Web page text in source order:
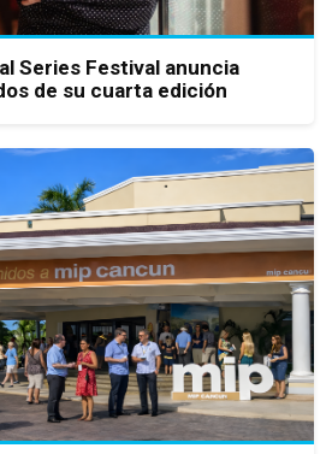
Series Festival anuncia
de su cuarta edición